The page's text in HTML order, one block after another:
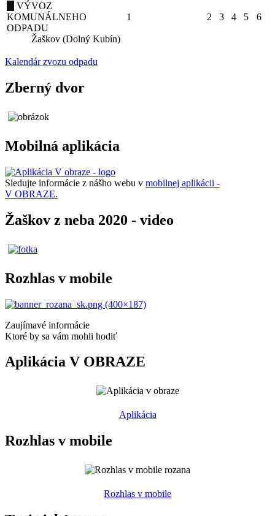
VÝVOZ
KOMUNÁLNEHO
ODPADU
Žaškov (Dolný Kubín)
1 2 3 4 5 6
Kalendár zvozu odpadu
Zberný dvor
Mobilná aplikácia
Sledujte informácie z nášho webu v mobilnej aplikácii -
V OBRAZE.
Žaškov z neba 2020 - video
Rozhlas v mobile
Zaujímavé informácie
Ktoré by sa vám mohli hodiť
Aplikácia V OBRAZE
Aplikácia
Rozhlas v mobile
Rozhlas v mobile